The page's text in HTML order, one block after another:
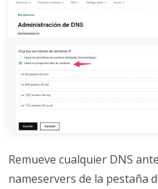
Remueve cualquier DNS
nameservers de la pestaña